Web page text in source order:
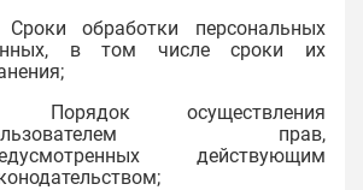
Сроки обработки персональных
в том числе сроки их
Порядок осуществления
прав,
действующим